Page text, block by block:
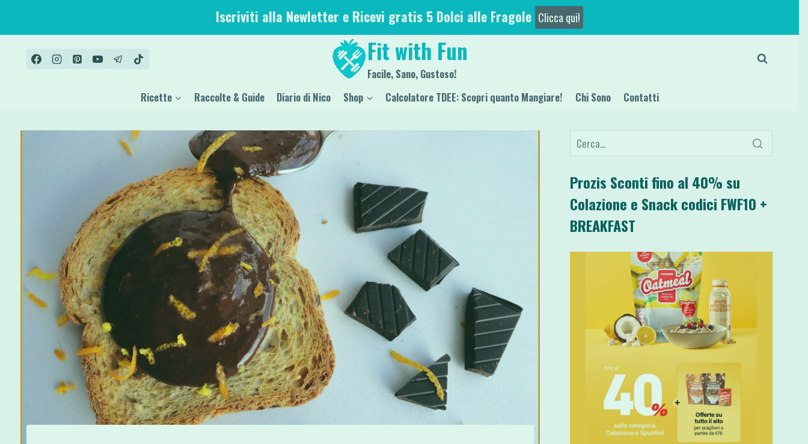
contenuto
Iscriviti alla Newletter e Ricevi gratis 5 Dolci alle Fragole Clicca qui!
Fit with Fun
Facile, Sano, Gustoso!
Ricette Raccolte & Guide Diario di Nico Shop Calcolatore TDEE: Scopri quanto Mangiare! Chi Sono Contatti
Prozis Sconti fino al 40% su
Colazione e Snack codici FWF10 +
BREAKFAST